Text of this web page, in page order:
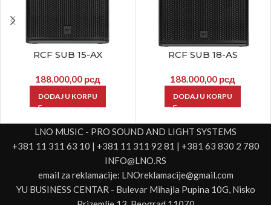
RCF SUB 15-AX
188.000,00 рсд
DODAJ U KORPU
RCF SUB 18-AS
188.000,00 рсд
DODAJ U KORPU
LNO MUSIC - PRO SOUND AND LIGHT SYSTEMS
+381 11 311 63 10 | +381 11 311 92 81 | +381 63 830 2 780
INFO@LNO.RS
email za reklamacije: LNOreklamacije@gmail.com
YU BUSINESS CENTAR - Bulevar Mihajla Pupina 10G, Nisko